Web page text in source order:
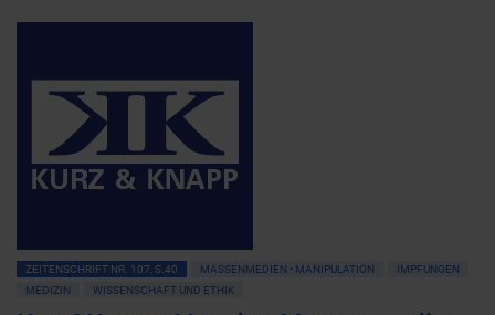
ZEITENSCHRIFT NR. 107, S.40 MASSENMEDIEN • MANIPULATION
IMPFUNGEN
MEDIZIN
WISSENSCHAFT UND ETHIK